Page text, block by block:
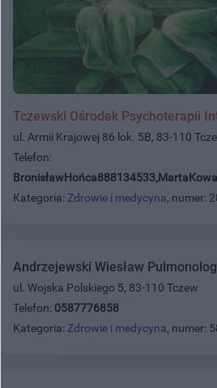
Tczewski Ośrodek Psychoterapii
ul. Armii Krajowej 86 lok. 5B, 83-110
Telefon:
Kategoria: Zdrowie i medycyna, numer:
Andrzejewski Wiesław Pulmonolog
ul. Wojska Polskiego 5, 83-110 Tczew
Telefon: 0587776858
Kategoria: Zdrowie i medycyna, numer: